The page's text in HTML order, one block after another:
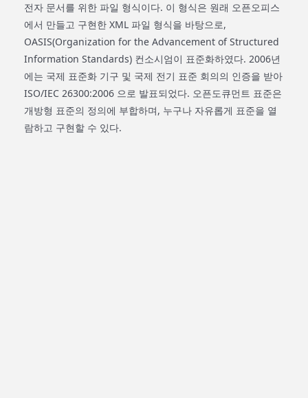
전자 문서를 위한 파일 형식이다. 이 형식은 원래 오픈오피스
에서 만들고 구현한 XML 파일 형식을 바탕으로,
OASIS(Organization for the Advancement of Structured
Information Standards) 컨소시엄이 표준화하였다. 2006년
에는 국제 표준화 기구 및 국제 전기 표준 회의의 인증을 받아
ISO/IEC 26300:2006 으로 발표되었다. 오픈도큐먼트 표준은
개방형 표준의 정의에 부합하며, 누구나 자유롭게 표준을 열
람하고 구현할 수 있다.